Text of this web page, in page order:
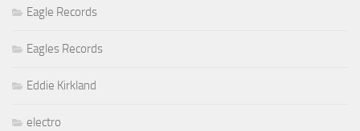
Eagle Records
Eagles Records
Eddie Kirkland
electro